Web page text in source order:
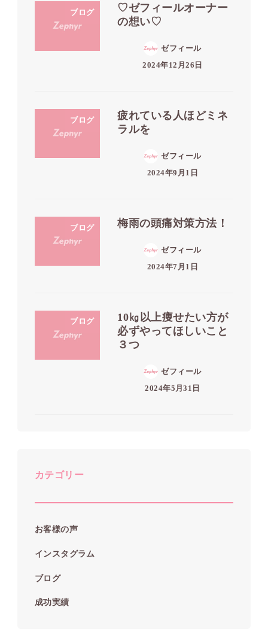
ブログ
♡ゼフィールオーナー
の想い♡
ゼフィール
2024年12月26日
ブログ
疲れている人ほどミネ
ラルを
ゼフィール
2024年9月1日
ブログ 梅雨の頭痛対策方法！
ゼフィール
2024年7月1日
ブログ
10㎏以上痩せたい方が
必ずやってほしいこと
３つ
ゼフィール
2024年5月31日
カテゴリー
お客様の声
インスタグラム
ブログ
成功実績